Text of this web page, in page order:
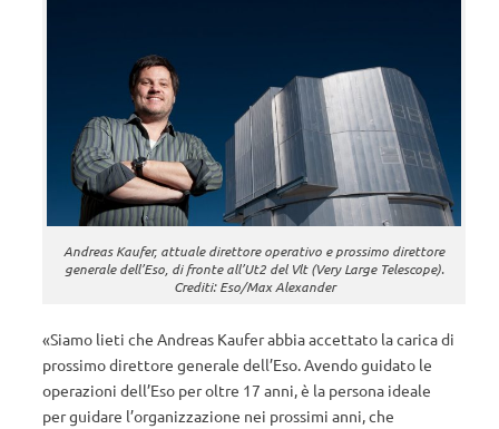
Andreas Kaufer, attuale direttore operativo e prossimo direttore
generale dell’Eso, di fronte all’Ut2 del Vlt (Very Large Telescope).
Crediti: Eso/Max Alexander
«Siamo lieti che Andreas Kaufer abbia accettato la carica di
prossimo direttore generale dell’Eso. Avendo guidato le
operazioni dell’Eso per oltre 17 anni, è la persona ideale
per guidare l’organizzazione nei prossimi anni, che